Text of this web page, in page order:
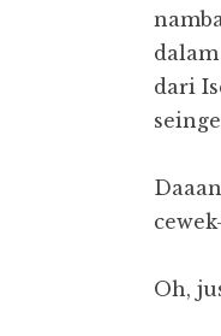
dari
Oh,